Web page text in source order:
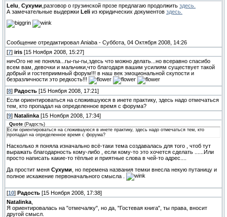
Lelu Сухуми ,разговор о грузинской прозе предлагаю продолжить здесь.
А замечательные выдержки Leli из юридических документов здесь.
Сообщение отредактировал Aniaba - Суббота, 04 Октября 2008, 14:26
[7] iris [15 Ноября 2008, 15:27]
ничОго не не поняла...гы-гы-гы,здесь что можно делать...но всеравно спасибо
всем вам, девочки и мальчики,что благодаря вашим усилиям существует такой
добрый и гостеприимный форум!!! в наш век эмоциональной скупости и
безразличности это редкость!!!
[8] Радость [15 Ноября 2008, 17:21]
Если ориентироваться на сложившуюся в инете практику, здесь надо отмечаться
тем, кто пропадал на определенное время с форума?
[9] Natalinka [15 Ноября 2008, 17:34]
Quote (Радость)
Если ориентироваться на сложившуюся в инете практику, здесь надо отмечаться тем, кто
пропадал на определенное время с форума?
Насколько я поняла изначально всё-таки тема создавалась для того , чтоб тут
выражать благодарность кому-либо , если кому-то это хочется сделать ......Или
просто написать какие-то тёплые и приятные слова в чей-то адрес....
Да простит меня Сухуми , но перемена названия темки внесла некую путаницу и
полное искажение первоначального смысла .
[10] Радость [15 Ноября 2008, 17:38]
Natalinka
Я ориентировалась на "отмечалку", но да, "Гостевая книга", ты права, вносит
другой смысл.